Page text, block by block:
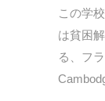
この学
は貧困
る、フ